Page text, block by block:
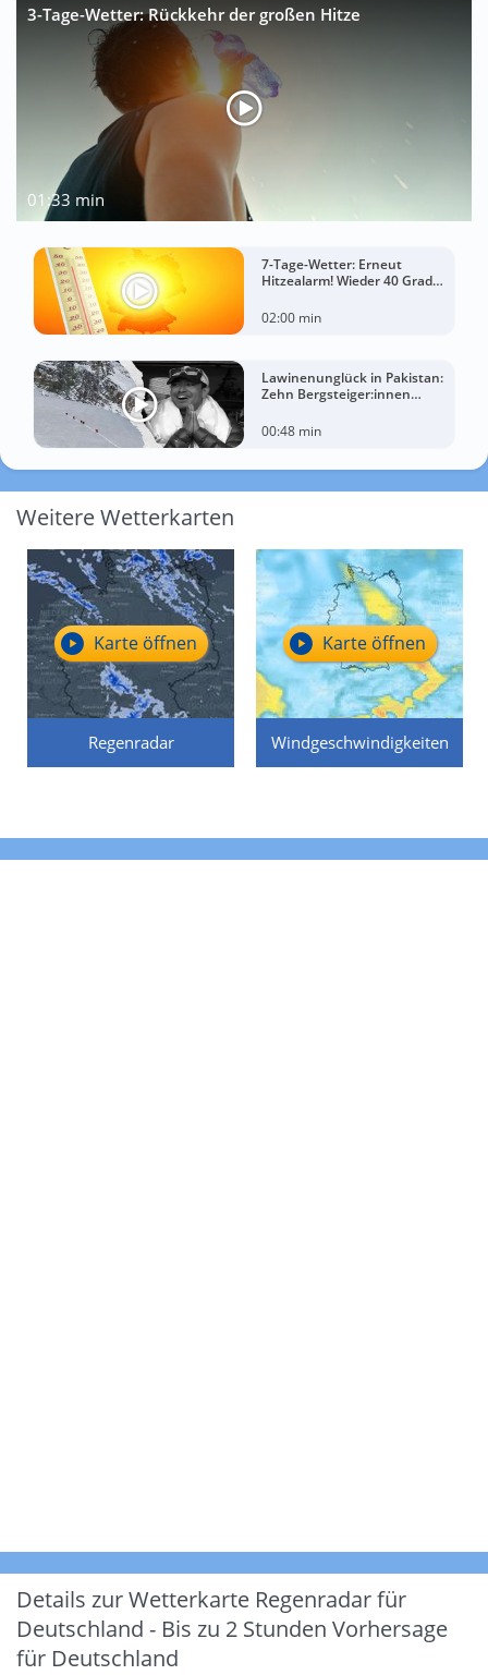
3-Tage-Wetter: Rückkehr der großen Hitze
01:33 min
7-Tage-Wetter: Erneut
Hitzealarm! Wieder 40 Grad
02:00 min
Lawinenunglück in Pakistan:
Zehn Bergsteiger:innen
00:48 min
Weitere Wetterkarten
Regenradar
Karte öffnen
Windgeschwindigkeiten
Karte öffnen
Details zur Wetterkarte Regenradar für
Deutschland - Bis zu 2 Stunden Vorhersage
für Deutschland